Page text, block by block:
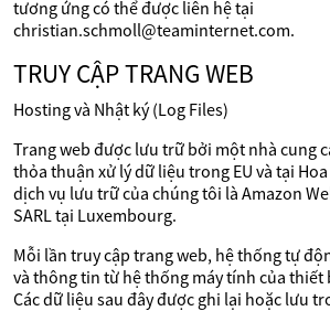
tương ứng có thể được liên hệ tại
christian.schmoll@teaminternet.com.
TRUY CẬP TRANG WEB
Hosting và Nhật ký (Log Files)
Trang web được lưu trữ bởi một nhà cung
thỏa thuận xử lý dữ liệu trong EU và tại Hoa
dịch vụ lưu trữ của chúng tôi là Amazon
SARL tại Luxembourg.
Mỗi lần truy cập trang web, hệ thống tự
và thông tin từ hệ thống máy tính của thiết
Các dữ liệu sau đây được ghi lại hoặc lưu